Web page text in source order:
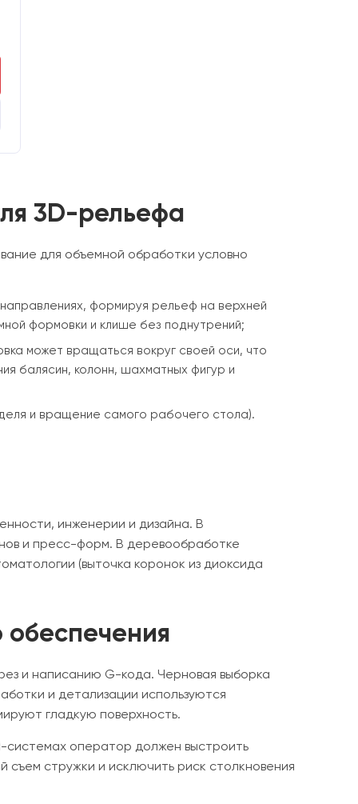
3D-рельефа
для объемной обработки условно
формируя рельеф на верхней
формовки и клише без поднутрений;
может вращаться вокруг своей оси, что
балясин, колонн, шахматных фигур и
и вращение самого рабочего стола).
инженерии и дизайна. В
и пресс-форм. В деревообработке
(выточка коронок из диоксида
и написанию G-кода. Черновая выборка
и детализации используются
гладкую поверхность.
системах оператор должен выстроить
стружки и исключить риск столкновения